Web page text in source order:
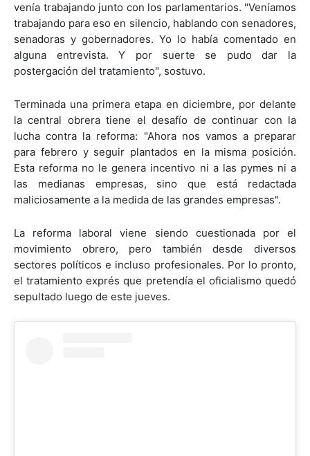
venía trabajando junto con los parlamentarios. "Veníamos
trabajando para eso en silencio, hablando con senadores,
senadoras y gobernadores. Yo lo había comentado en
alguna entrevista. Y por suerte se pudo dar la
postergación del tratamiento", sostuvo.
Terminada una primera etapa en diciembre, por delante
la central obrera tiene el desafío de continuar con la
lucha contra la reforma: "Ahora nos vamos a preparar
para febrero y seguir plantados en la misma posición.
Esta reforma no le genera incentivo ni a las pymes ni a
las medianas empresas, sino que está redactada
maliciosamente a la medida de las grandes empresas".
La reforma laboral viene siendo cuestionada por el
movimiento obrero, pero también desde diversos
sectores políticos e incluso profesionales. Por lo pronto,
el tratamiento exprés que pretendía el oficialismo quedó
sepultado luego de este jueves.